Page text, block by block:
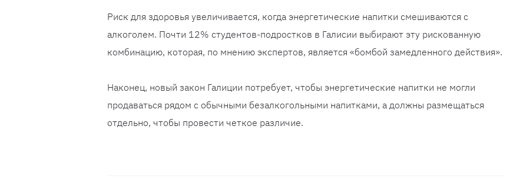
Риск для здоровья увеличивается, когда энергетические напитки смешиваются с
алкоголем. Почти 12% студентов-подростков в Галисии выбирают эту рискованную
комбинацию, которая, по мнению экспертов, является «бомбой замедленного действия».
Наконец, новый закон Галиции потребует, чтобы энергетические напитки не могли
продаваться рядом с обычными безалкогольными напитками, а должны размещаться
отдельно, чтобы провести четкое различие.